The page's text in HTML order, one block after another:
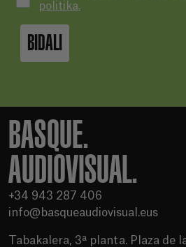
politika.
BIDALI
BASQUE.
AUDIOVISUAL.
+34 943 287 406
info@basqueaudiovisual.eus
Tabakalera, 3ª planta. Plaza de